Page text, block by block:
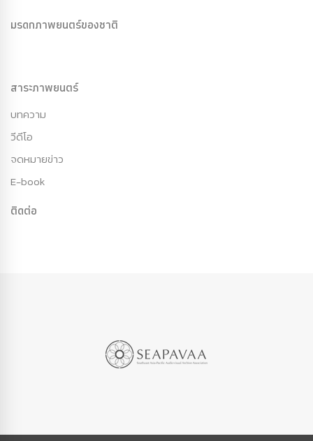
มรดกภาพยนตร์ของชาติ
สาระภาพยนตร์
บทความ
วีดีโอ
จดหมายข่าว
E-book
ติดต่อ